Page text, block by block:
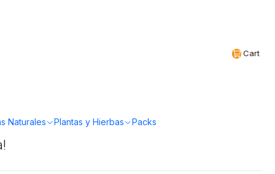
Cart
Naturales Plantas y Hierbas Packs